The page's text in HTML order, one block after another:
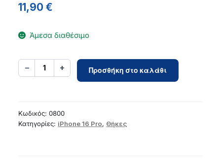
11,90€
Άμεσα διαθέσιμο
− 1 +
Silicone
Thin
iPhone
Προσθήκη στο καλάθι
Κωδικός:0800
Κατηγορίες: iPhone 16 Pro, Θήκες